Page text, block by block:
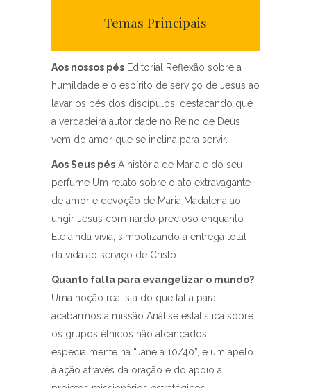
Temas Principais
Aos nossos pés Editorial Reflexão sobre a
humildade e o espírito de serviço de Jesus ao
lavar os pés dos discípulos, destacando que
a verdadeira autoridade no Reino de Deus
vem do amor que se inclina para servir.
Aos Seus pés A história de Maria e do seu
perfume Um relato sobre o ato extravagante
de amor e devoção de Maria Madalena ao
ungir Jesus com nardo precioso enquanto
Ele ainda vivia, simbolizando a entrega total
da vida ao serviço de Cristo.
Quanto falta para evangelizar o mundo?
Uma noção realista do que falta para
acabarmos a missão Análise estatística sobre
os grupos étnicos não alcançados,
especialmente na “Janela 10/40”, e um apelo
à ação através da oração e do apoio a